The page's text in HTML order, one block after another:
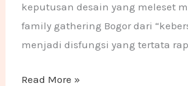
keputusan desain yang meleset
family gathering Bogor dari
menjadi disfungsi yang tertata
Read More »